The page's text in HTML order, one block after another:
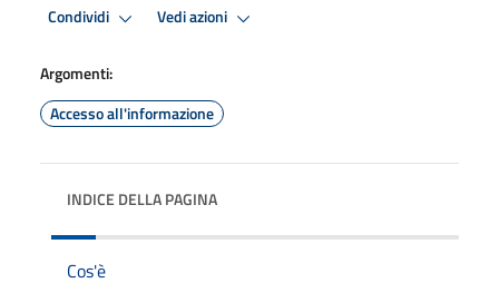
Condividi Vedi azioni
Argomenti:
Accesso all'informazione
INDICE DELLA PAGINA
Cos'è